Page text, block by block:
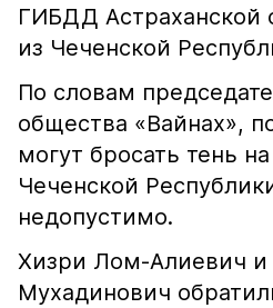
ГИБДД Астраханской
из Чеченской
По словам
общества «Вайнах»,
могут бросать тень
Чеченской
недопустимо.
Хизри Лом-Алиевич и
Мухадинович